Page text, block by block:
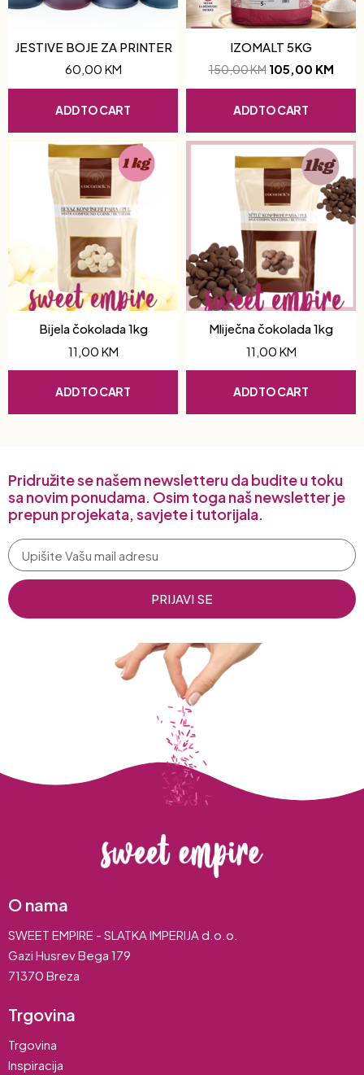
JESTIVE BOJE ZA PRINTER
60,00 KM
ADD TO CART
IZOMALT 5KG
150,00KM 105,00 KM
ADD TO CART
Bijela čokolada 1kg
11,00 KM
ADD TO CART
Mliječna čokolada 1kg
11,00 KM
ADD TO CART
Pridružite se našem newsletteru da budite u toku
sa novim ponudama. Osim toga naš newsletter je
prepun projekata, savjete i tutorijala.
PRIJAVI SE
O nama
SWEET EMPIRE - SLATKA IMPERIJA d.o.o.
Gazi Husrev Bega 179
71370 Breza
Trgovina
Trgovina
Inspiracija